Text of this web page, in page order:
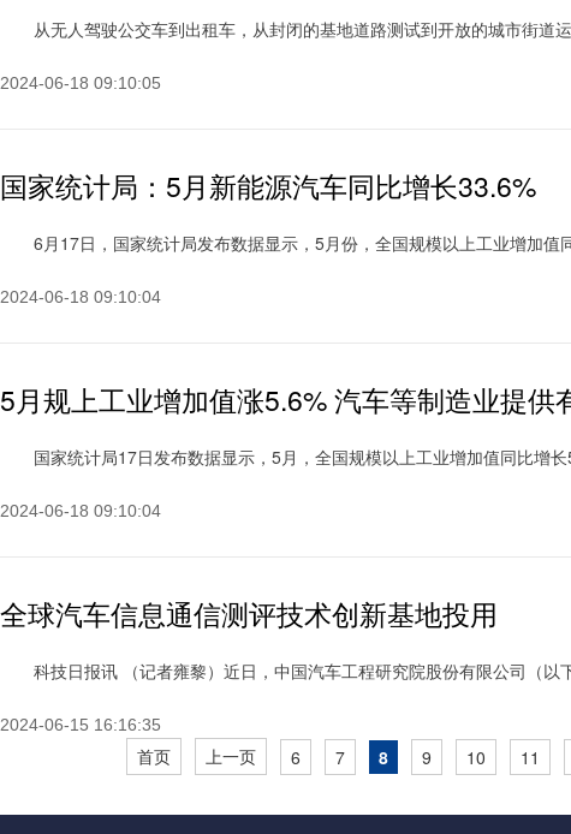
从无人驾驶公交车到出租车，从封闭的基地道路测试到开放的城市街道
2024-06-18 09:10:05
国家统计局：5月新能源汽车同比增长33.6%
6月17日，国家统计局发布数据显示，5月份，全国规模以上工业增加值
2024-06-18 09:10:04
5月规上工业增加值涨5.6% 汽车等制造业提供
国家统计局17日发布数据显示，5月，全国规模以上工业增加值同比增
2024-06-18 09:10:04
全球汽车信息通信测评技术创新基地投用
科技日报讯 （记者雍黎）近日，中国汽车工程研究院股份有限公司（以
2024-06-15 16:16:35
首页 上一页 6 7 8 9 10 11